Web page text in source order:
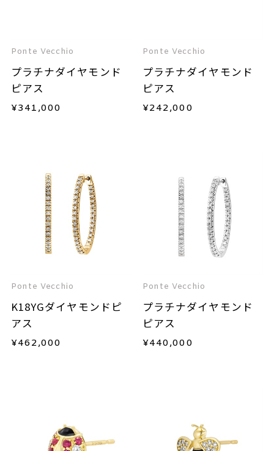
Ponte Vecchio
プラチナダイヤモンド
ピアス
¥341,000
Ponte Vecchio
プラチナダイヤモンド
ピアス
¥242,000
Ponte Vecchio
K18YGダイヤモンドピ
アス
¥462,000
Ponte Vecchio
プラチナダイヤモンド
ピアス
¥440,000